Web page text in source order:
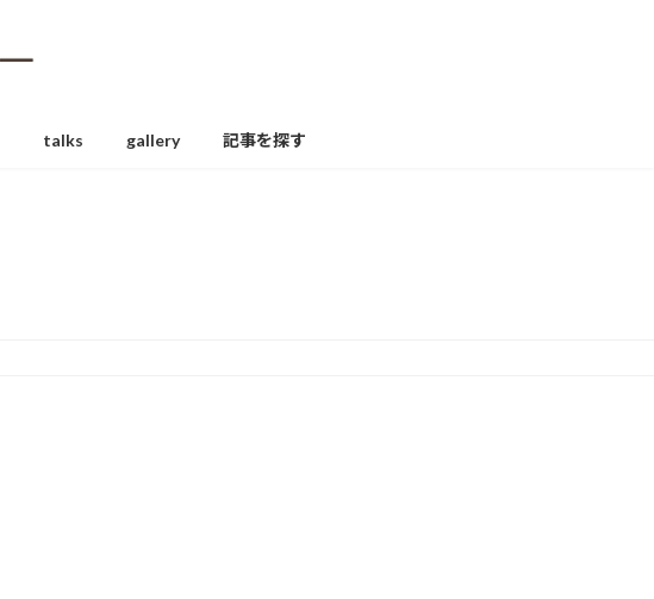
talks gallery 記事を探す